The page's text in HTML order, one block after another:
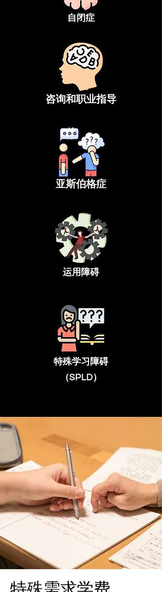
自闭症
咨询和职业指导
亚斯伯格症
运用障碍
特殊学习障碍
（SPLD）